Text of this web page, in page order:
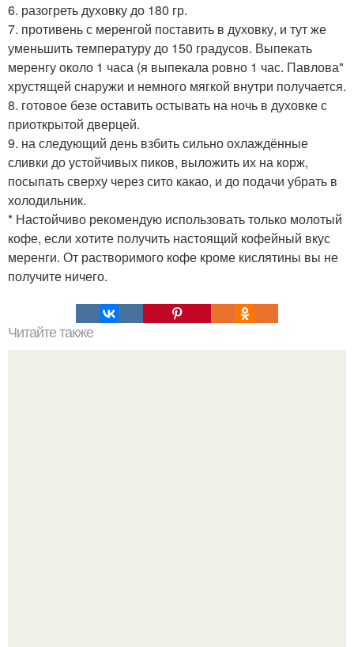
6. разогреть духовку до 180 гр.
7. противень с меренгой поставить в духовку, и тут же
уменьшить температуру до 150 градусов. Выпекать
меренгу около 1 часа (я выпекала ровно 1 час. Павлова"
хрустящей снаружи и немного мягкой внутри получается.
8. готовое безе оставить остывать на ночь в духовке с
приоткрытой дверцей.
9. на следующий день взбить сильно охлаждённые
сливки до устойчивых пиков, выложить их на корж,
посыпать сверху через сито какао, и до подачи убрать в
холодильник.
* Настойчиво рекомендую использовать только молотый
кофе, если хотите получить настоящий кофейный вкус
меренги. От растворимого кофе кроме кислятины вы не
получите ничего.
Читайте также